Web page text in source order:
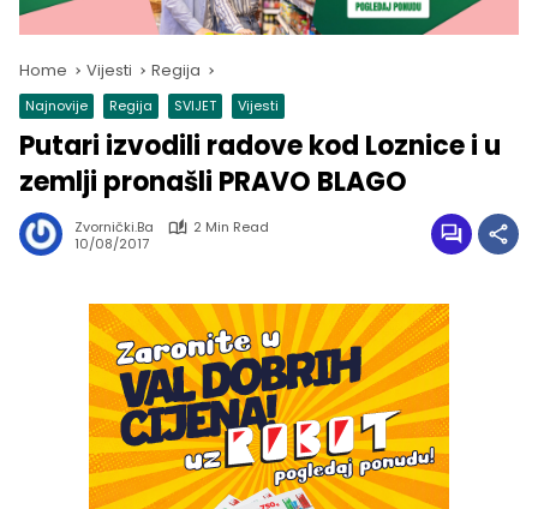
Home Vijesti Regija
Najnovije Regija SVIJET Vijesti
Putari izvodili radove kod Loznice i u
zemlji pronašli PRAVO BLAGO
Zvornički.ba
2 Min Read
10/08/2017